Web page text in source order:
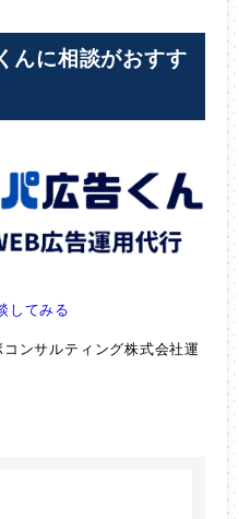
んに相談がおすす
してみる
ンサルティング株式会社運